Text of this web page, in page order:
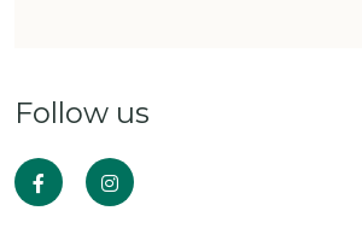
Follow us